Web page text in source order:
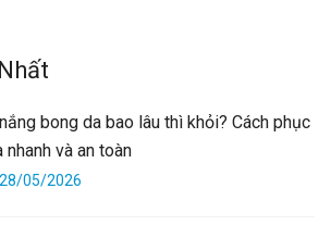
bong da bao lâu thì khỏi? Cách phục
nhanh và an toàn
05/2026